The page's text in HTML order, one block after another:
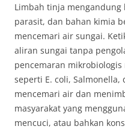
Limbah tinja
parasit, dan bahan kimia
mencemari air sungai.
aliran sungai tanpa
pencemaran
seperti E. coli,
mencemari air dan
masyarakat yang
mencuci, atau bahkan